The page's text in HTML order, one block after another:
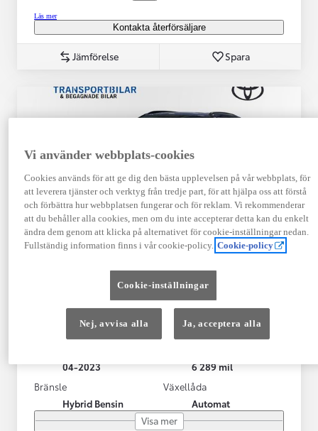
Läs mer
Kontakta återförsäljare
Jämförelse Spara
Toyota Yaris Cross
Toyota Yaris Cross 1,5 Hybrid Adventure Drag V-Hjul
KRYLBO
04-2023
6 289 mil
Bränsle
Hybrid Bensin
Växellåda
Automat
Visa mer
Vi använder webbplats-cookies
Cookies används för att ge dig den bästa upplevelsen på vår webbplats, för
att leverera tjänster och verktyg från tredje part, för att hjälpa oss att förstå
och förbättra hur webbplatsen fungerar och för reklam. Vi rekommenderar
att du behåller alla cookies, men om du inte accepterar detta kan du enkelt
ändra dem genom att klicka på alternativet för cookie-inställningar nedan.
Fullständig information finns i vår cookie-policy. Cookie-policy
Cookie-inställningar
Nej, avvisa alla Ja, acceptera alla